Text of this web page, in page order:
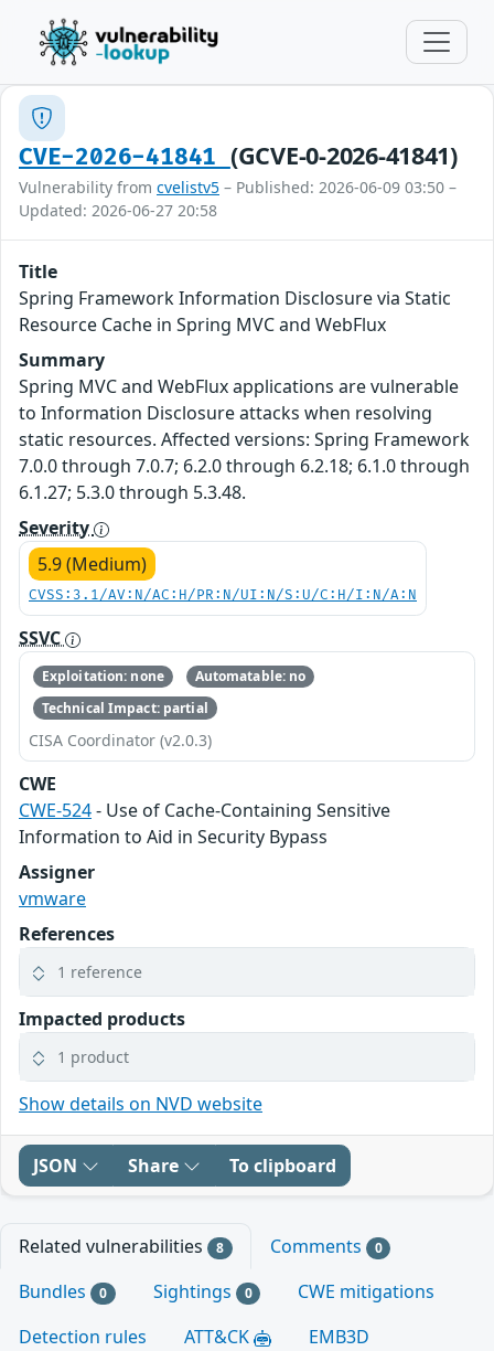
CVE-2026-41841 (GCVE-0-2026-41841)
Vulnerability from cvelistv5 – Published: 2026-06-09 03:50 –
Updated: 2026-06-27 20:58
Title
Spring Framework Information Disclosure via Static
Resource Cache in Spring MVC and WebFlux
Summary
Spring MVC and WebFlux applications are vulnerable
to Information Disclosure attacks when resolving
static resources. Affected versions: Spring Framework
7.0.0 through 7.0.7; 6.2.0 through 6.2.18; 6.1.0 through
6.1.27; 5.3.0 through 5.3.48.
Severity
5.9 (Medium)
CVSS:3.1/AV:N/AC:H/PR:N/UI:N/S:U/C:H/I:N/A:N
SSVC
Exploitation: none
Automatable: no
Technical Impact: partial
CISA Coordinator (v2.0.3)
CWE
CWE-524- Use of Cache-Containing Sensitive
Information to Aid in Security Bypass
Assigner
vmware
References
1 reference
Impacted products
1 product
Show details on NVD website
JSON Share To clipboard
Related vulnerabilities 8 Comments 0
Bundles 0 Sightings 0
CWE mitigations
Detection rules
ATT&CK EMB3D